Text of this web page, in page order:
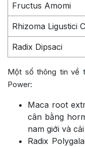
Fructus Amomi
Rhizoma Ligustici
Radix Dipsaci
Một số thông tin về
Power:
Maca root
cân bằng
nam giới và
Radix